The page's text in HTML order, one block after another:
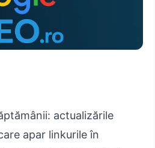
actualizările
apar linkurile în